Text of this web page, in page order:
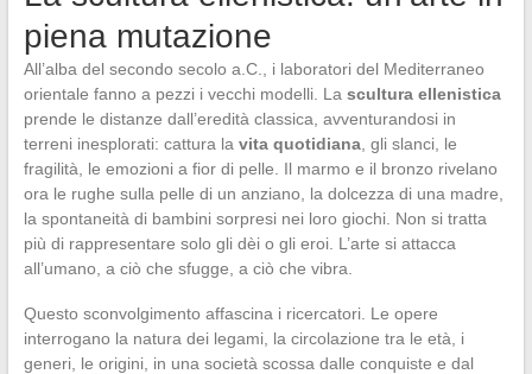
piena mutazione
All’alba del secondo secolo a.C., i laboratori del Mediterraneo
orientale fanno a pezzi i vecchi modelli. La scultura ellenistica
prende le distanze dall’eredità classica, avventurandosi in
terreni inesplorati: cattura la vita quotidiana, gli slanci, le
fragilità, le emozioni a fior di pelle. Il marmo e il bronzo rivelano
ora le rughe sulla pelle di un anziano, la dolcezza di una madre,
la spontaneità di bambini sorpresi nei loro giochi. Non si tratta
più di rappresentare solo gli dèi o gli eroi. L’arte si attacca
all’umano, a ciò che sfugge, a ciò che vibra.
Questo sconvolgimento affascina i ricercatori. Le opere
interrogano la natura dei legami, la circolazione tra le età, i
generi, le origini, in una società scossa dalle conquiste e dal